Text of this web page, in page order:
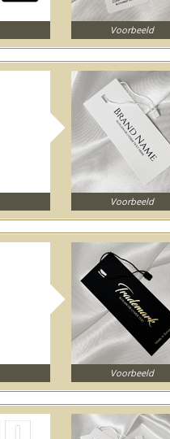
Voorbeeld
Voorbeeld
Voorbeeld